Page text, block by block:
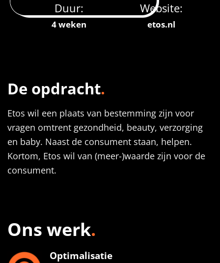
Website:
etos.nl
Duur:
4 weken
De opdracht.
Etos wil een plaats van bestemming zijn voor
vragen omtrent gezondheid, beauty, verzorging
en baby. Naast de consument staan, helpen.
Kortom, Etos wil van (meer-)waarde zijn voor de
consument.
Ons werk.
Optimalisatie